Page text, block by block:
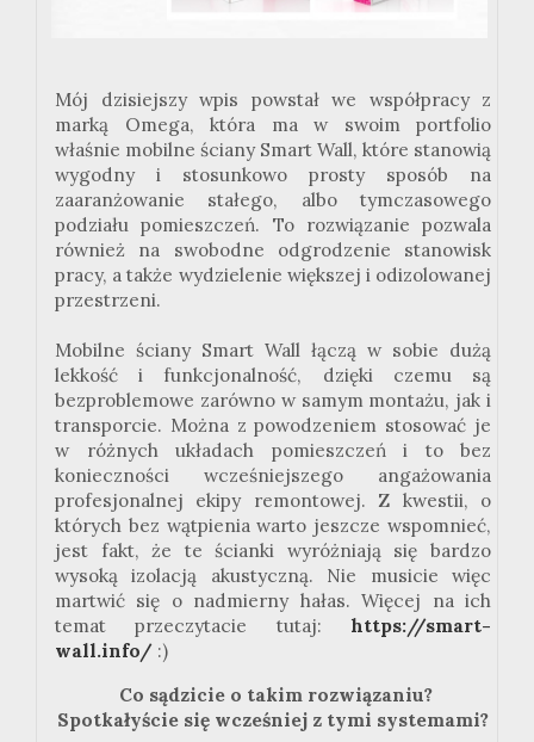
Mój dzisiejszy wpis powstał we współpracy z
marką Omega, która ma w swoim portfolio
właśnie mobilne ściany Smart Wall, które stanowią
wygodny i stosunkowo prosty sposób na
zaaranżowanie stałego, albo tymczasowego
podziału pomieszczeń. To rozwiązanie pozwala
również na swobodne odgrodzenie stanowisk
pracy, a także wydzielenie większej i odizolowanej
przestrzeni.
Mobilne ściany Smart Wall łączą w sobie dużą
lekkość i funkcjonalność, dzięki czemu są
bezproblemowe zarówno w samym montażu, jak i
transporcie. Można z powodzeniem stosować je
w różnych układach pomieszczeń i to bez
konieczności wcześniejszego angażowania
profesjonalnej ekipy remontowej. Z kwestii, o
których bez wątpienia warto jeszcze wspomnieć,
jest fakt, że te ścianki wyróżniają się bardzo
wysoką izolacją akustyczną. Nie musicie więc
martwić się o nadmierny hałas. Więcej na ich
temat przeczytacie tutaj: https://smart-
wall.info/ :)
Co sądzicie o takim rozwiązaniu?
Spotkałyście się wcześniej z tymi systemami?